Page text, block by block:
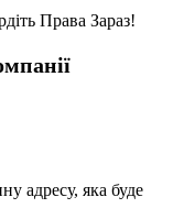
Права Зараз!
адресу, яка буде